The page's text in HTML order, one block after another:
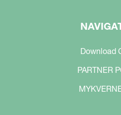
Download
PARTNER